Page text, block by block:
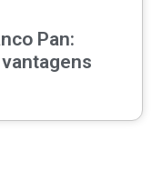
Pan: